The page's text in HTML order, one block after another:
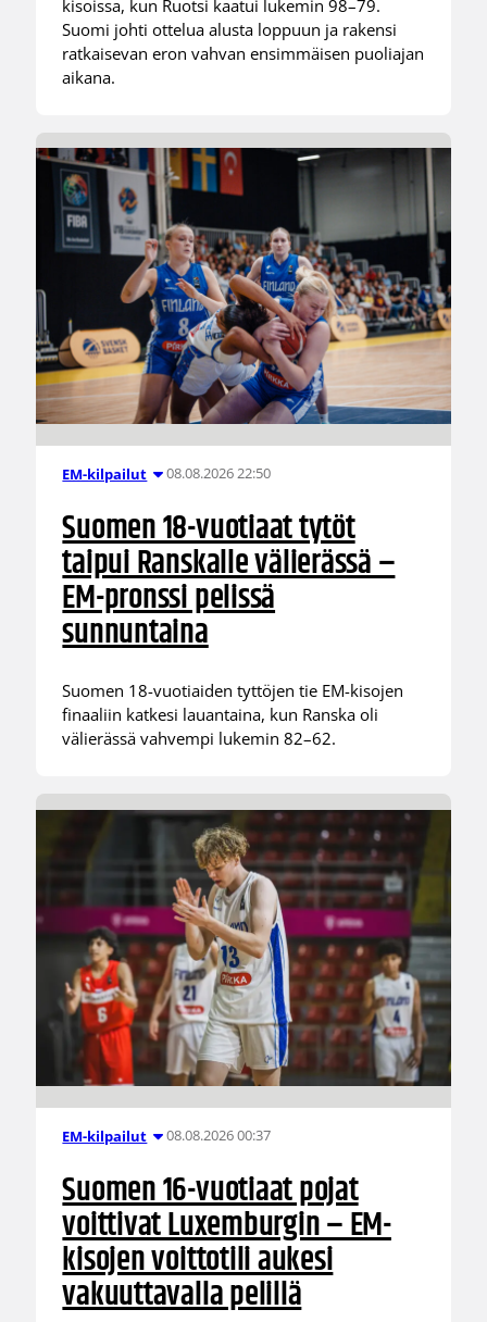
kisoissa, kun Ruotsi kaatui lukemin 98–79.
Suomi johti ottelua alusta loppuun ja rakensi
ratkaisevan eron vahvan ensimmäisen puoliajan
aikana.
EM-kilpailut 08.08.2026 22:50
Suomen 18-vuotiaat tytöt
taipui Ranskalle välierässä –
EM-pronssi pelissä
sunnuntaina
Suomen 18-vuotiaiden tyttöjen tie EM-kisojen
finaaliin katkesi lauantaina, kun Ranska oli
välierässä vahvempi lukemin 82–62.
EM-kilpailut 08.08.2026 00:37
Suomen 16-vuotiaat pojat
voittivat Luxemburgin – EM-
kisojen voittotili aukesi
vakuuttavalla pelillä